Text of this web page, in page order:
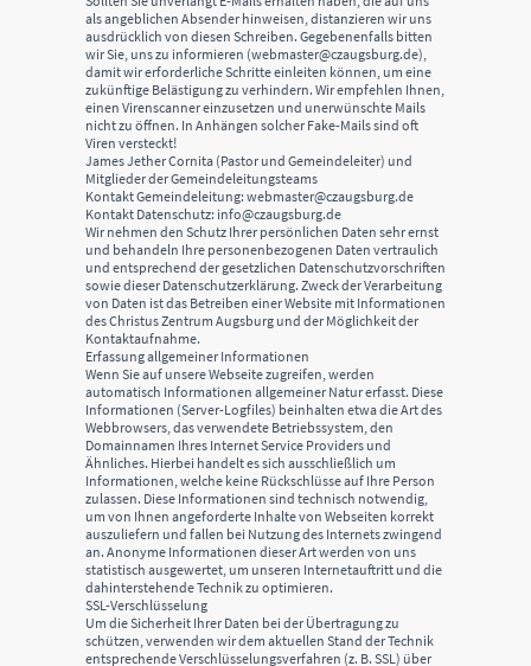
als angeblichen Absender hinweisen, distanzieren wir uns
ausdrücklich von diesen Schreiben. Gegebenenfalls bitten
wir Sie, uns zu informieren (webmaster@czaugsburg.de),
damit wir erforderliche Schritte einleiten können, um eine
zukünftige Belästigung zu verhindern. Wir empfehlen Ihnen,
einen Virenscanner einzusetzen und unerwünschte Mails
nicht zu öffnen. In Anhängen solcher Fake-Mails sind oft
Viren versteckt!
James Jether Cornita (Pastor und Gemeindeleiter) und
Mitglieder der Gemeindeleitungsteams
Kontakt Gemeindeleitung: webmaster@czaugsburg.de
Kontakt Datenschutz: info@czaugsburg.de
Wir nehmen den Schutz Ihrer persönlichen Daten sehr ernst
und behandeln Ihre personenbezogenen Daten vertraulich
und entsprechend der gesetzlichen Datenschutzvorschriften
sowie dieser Datenschutzerklärung. Zweck der Verarbeitung
von Daten ist das Betreiben einer Website mit Informationen
des Christus Zentrum Augsburg und der Möglichkeit der
Kontaktaufnahme.
Erfassung allgemeiner Informationen
Wenn Sie auf unsere Webseite zugreifen, werden
automatisch Informationen allgemeiner Natur erfasst. Diese
Informationen (Server-Logfiles) beinhalten etwa die Art des
Webbrowsers, das verwendete Betriebssystem, den
Domainnamen Ihres Internet Service Providers und
Ähnliches. Hierbei handelt es sich ausschließlich um
Informationen, welche keine Rückschlüsse auf Ihre Person
zulassen. Diese Informationen sind technisch notwendig,
um von Ihnen angeforderte Inhalte von Webseiten korrekt
auszuliefern und fallen bei Nutzung des Internets zwingend
an. Anonyme Informationen dieser Art werden von uns
statistisch ausgewertet, um unseren Internetauftritt und die
dahinterstehende Technik zu optimieren.
SSL-Verschlüsselung
Um die Sicherheit Ihrer Daten bei der Übertragung zu
schützen, verwenden wir dem aktuellen Stand der Technik
entsprechende Verschlüsselungsverfahren (z. B. SSL) über